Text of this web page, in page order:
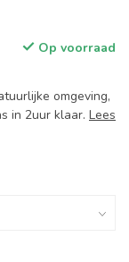
Op voorraad
omgeving,
in 2uur klaar. Lees